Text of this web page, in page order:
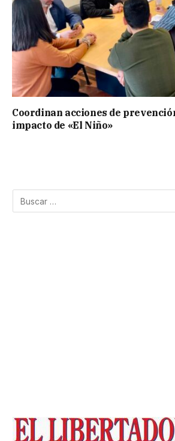
Coordinan acciones de
impacto de «El Niño»